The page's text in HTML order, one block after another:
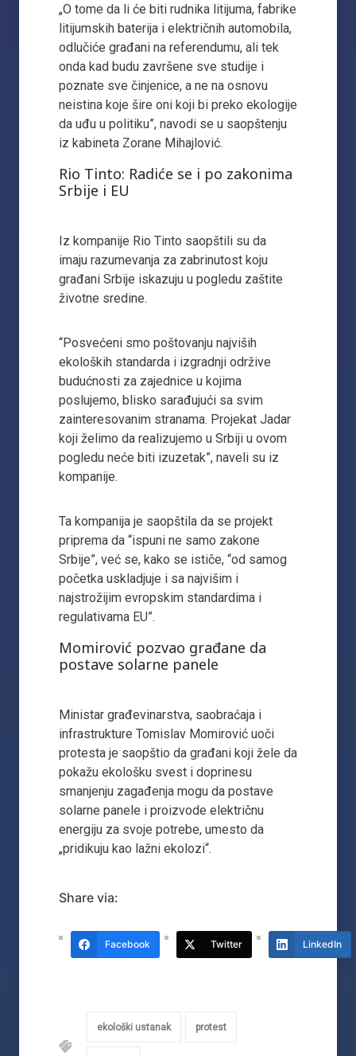
„O tome da li će biti rudnika litijuma, fabrike
litijumskih baterija i električnih automobila,
odlučiće građani na referendumu, ali tek
onda kad budu završene sve studije i
poznate sve činjenice, a ne na osnovu
neistina koje šire oni koji bi preko ekologije
da uđu u politiku”, navodi se u saopštenju
iz kabineta Zorane Mihajlović.
Rio Tinto: Radiće se i po zakonima
Srbije i EU
Iz kompanije Rio Tinto saopštili su da
imaju razumevanja za zabrinutost koju
građani Srbije iskazuju u pogledu zaštite
životne sredine.
“Posvećeni smo poštovanju najviših
ekoloških standarda i izgradnji održive
budućnosti za zajednice u kojima
poslujemo, blisko sarađujući sa svim
zainteresovanim stranama. Projekat Jadar
koji želimo da realizujemo u Srbiji u ovom
pogledu neće biti izuzetak”, naveli su iz
kompanije.
Ta kompanija je saopštila da se projekt
priprema da “ispuni ne samo zakone
Srbije”, već se, kako se ističe, “od samog
početka uskladjuje i sa najvišim i
najstrožijim evropskim standardima i
regulativama EU”.
Momirović pozvao građane da
postave solarne panele
Ministar građevinarstva, saobraćaja i
infrastrukture Tomislav Momirović uoči
protesta je saopštio da građani koji žele da
pokažu ekološku svest i doprinesu
smanjenju zagađenja mogu da postave
solarne panele i proizvode električnu
energiju za svoje potrebe, umesto da
„pridikuju kao lažni ekolozi“.
Share via:
Facebook Twitter LinkedIn
ekološki ustanak protest